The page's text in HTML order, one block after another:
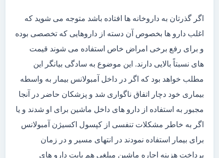
اگر گذرتان به داروخانه ها افتاده باشد متوجه می شوید که
اغلب دارو ها بخصوص آن دسته از داروهایی که تخصصی بوده
و برای رفع برخی امراض خاص استفاده می شوند قیمت
های نسبتاً بالایی دارند. این موضوع به سادگی بیانگر این
مطلب خواهد بود که اگر در داخل آمبولانس بیمار به واسطه
بیماری خود دچار اتفاق ناگواری شد و پزشکان حاضر در آنجا
مجبور به استفاده از دارو های داخل ماشین برای او شدند و یا
اگر به خاطر مشکلات تنفسی از کپسول اکسیژن آمبولانس
برای بیمار استفاده نمودند در انتهای مسیر و در زمان
پرداخت هزینه اجاره ماشین مبلغی هم بابت دارو های